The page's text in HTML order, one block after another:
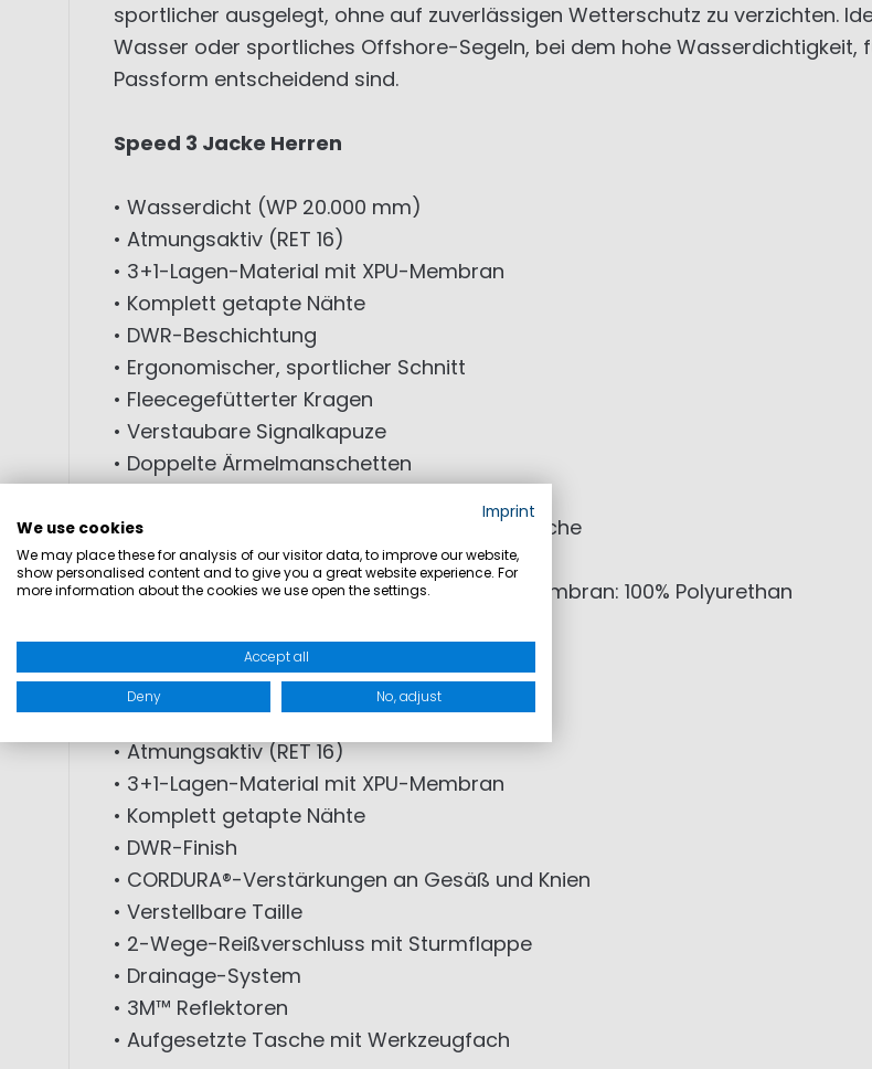
sportlicher ausgelegt, ohne auf zuverlässigen Wetterschutz zu verzichten.
Wasser oder sportliches Offshore-Segeln, bei dem hohe
Passform entscheidend sind.
Speed 3 Jacke Herren
• Wasserdicht (WP 20.000 mm)
• Atmungsaktiv (RET 16)
• 3+1-Lagen-Material mit XPU-Membran
• Komplett getapte Nähte
• DWR-Beschichtung
• Ergonomischer, sportlicher Schnitt
• Fleecegefütterter Kragen
• Verstaubare Signalkapuze
• Doppelte Ärmelmanschetten
• Mehrere Taschen inkl. Ärmel- und Innentasche
MATERIAL: Außenmaterial: 100% Polyamid; Membran: 100% Polyurethan
Ocean Salopette Herren
• Wasserdicht (WP 20.000 mm)
• Atmungsaktiv (RET 16)
• 3+1-Lagen-Material mit XPU-Membran
• Komplett getapte Nähte
• DWR-Finish
• CORDURA®-Verstärkungen an Gesäß und Knien
• Verstellbare Taille
• 2-Wege-Reißverschluss mit Sturmflappe
• Drainage-System
• 3M™ Reflektoren
• Aufgesetzte Tasche mit Werkzeugfach
Imprint
We use cookies
We may place these for analysis of our visitor data, to improve our website,
show personalised content and to give you a great website experience. For
more information about the cookies we use open the settings.
Accept all
Deny No, adjust